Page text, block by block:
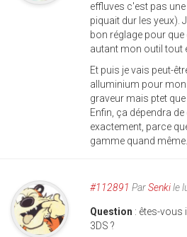
effluves c'est pas
piquait dur les yeux).
bon réglage pour
autant mon outil tout
Et puis je vais peut-
alluminium pour
graveur mais ptet
Enfin, ça dépendra
exactement, parce
gamme quand même...
#112891 ParSenkile
Question : êtes-vous
3DS ?